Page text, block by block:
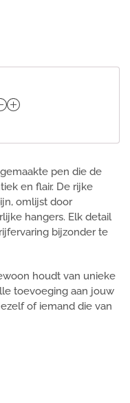
pen die de
en flair. De rijke
omlijst door
hangers. Elk detail
bijzonder te
houdt van unieke
toevoeging aan jouw
of iemand die van